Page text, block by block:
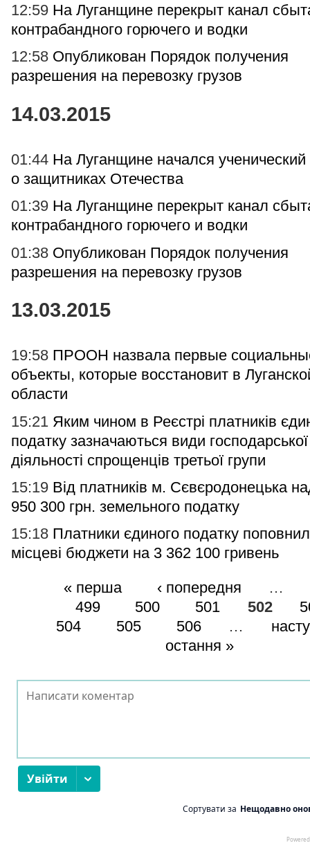
12:59 На Луганщине перекрыт канал
контрабандного горючего и водки
12:58 Опубликован Порядок получения
разрешения на перевозку грузов
14.03.2015
01:44 На Луганщине начался ученический
о защитниках Отечества
01:39 На Луганщине перекрыт канал
контрабандного горючего и водки
01:38 Опубликован Порядок получения
разрешения на перевозку грузов
13.03.2015
19:58 ПРООН назвала первые
объекты, которые восстановит в
области
15:21 Яким чином в Реєстрі платників
податку зазначаються види господарської
діяльності спрощенців третьої групи
15:19 Від платників м. Сєвєродонецька
950 300 грн. земельного податку
15:18 Платники єдиного податку
місцеві бюджети на 3 362 100 гривень
« перша ‹ попередня
…
499
500 501 502
504
505 506 …
остання »